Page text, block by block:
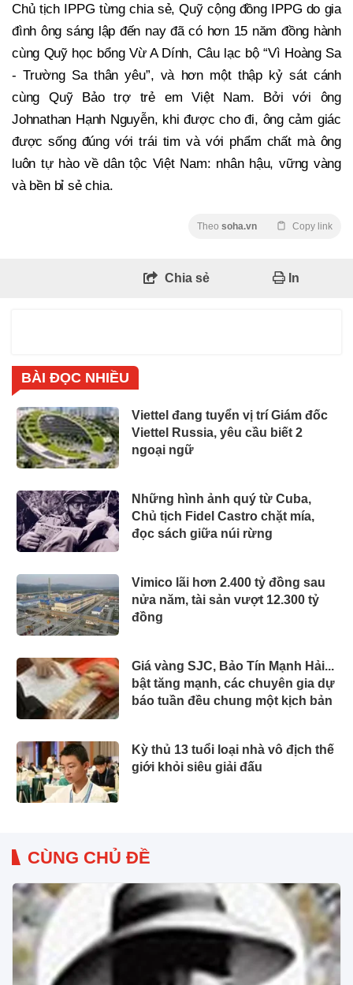
Chủ tịch IPPG từng chia sẻ, Quỹ cộng đồng IPPG do gia
đình ông sáng lập đến nay đã có hơn 15 năm đồng hành
cùng Quỹ học bổng Vừ A Dính, Câu lạc bộ “Vì Hoàng Sa
- Trường Sa thân yêu”, và hơn một thập kỷ sát cánh
cùng Quỹ Bảo trợ trẻ em Việt Nam. Bởi với ông
Johnathan Hạnh Nguyễn, khi được cho đi, ông cảm giác
được sống đúng với trái tim và với phẩm chất mà ông
luôn tự hào về dân tộc Việt Nam: nhân hậu, vững vàng
và bền bỉ sẻ chia.
Theo soha.vn Copy link
Chia sẻ In
BÀI ĐỌC NHIỀU
Viettel đang tuyển vị trí Giám đốc
Viettel Russia, yêu cầu biết 2
ngoại ngữ
Những hình ảnh quý từ Cuba,
Chủ tịch Fidel Castro chặt mía,
đọc sách giữa núi rừng
Vimico lãi hơn 2.400 tỷ đồng sau
nửa năm, tài sản vượt 12.300 tỷ
đồng
Giá vàng SJC, Bảo Tín Mạnh Hải...
bật tăng mạnh, các chuyên gia dự
báo tuần đều chung một kịch bản
Kỳ thủ 13 tuổi loại nhà vô địch thế
giới khỏi siêu giải đấu
CÙNG CHỦ ĐỀ